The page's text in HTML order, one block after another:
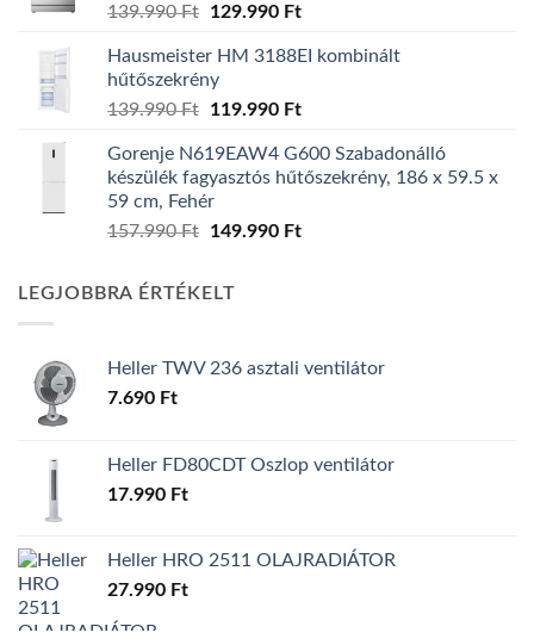
139.990Ft
Original
was:
139.990 Ft.
129.990 FtCurrent
is:
Hausmeister HM 3188EI kombinált
hűtőszekrény
139.990Ft
Original
was:
139.990 Ft.
119.990 FtCurrent
is:
119.990 Ft.
Gorenje N619EAW4 G600 Szabadonálló
készülék fagyasztós hűtőszekrény, 186 x 59.5 x
59 cm, Fehér
157.990Ft
Original
157.990 Ft.
149.990 FtCurrent
LEGJOBBRA ÉRTÉKELT
Heller TWV 236 asztali ventilátor
7.690 Ft
Heller FD80CDT Oszlop ventilátor
17.990 Ft
Heller HRO 2511 OLAJRADIÁTOR
27.990 Ft